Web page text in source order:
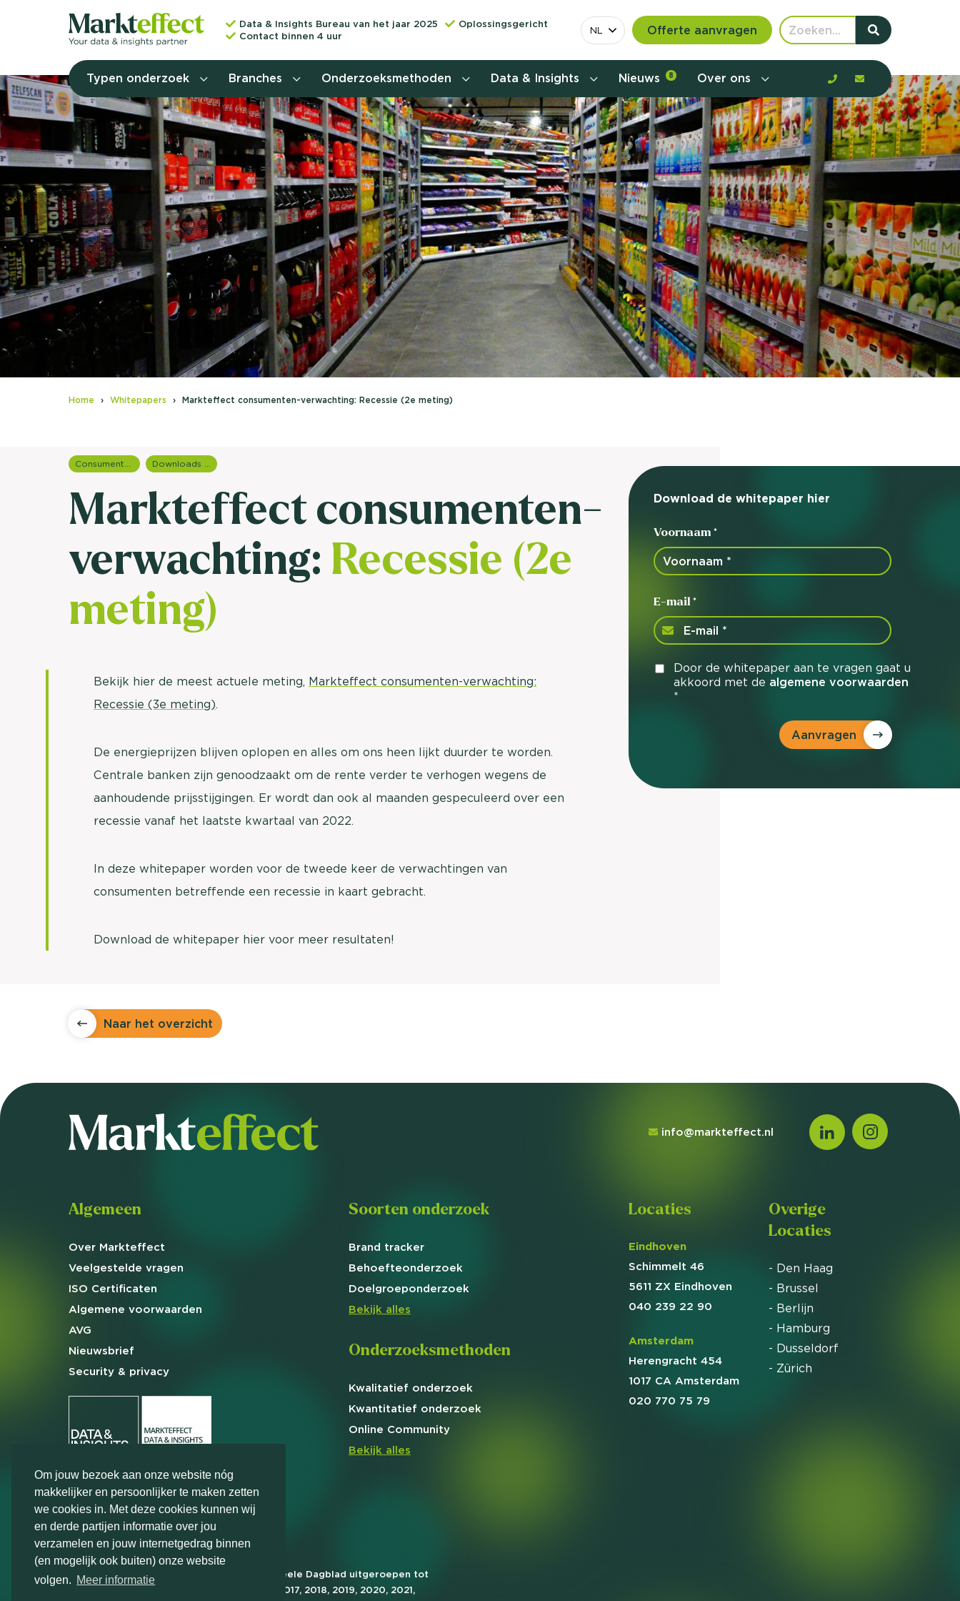
Om jouw bezoek aan onze website nóg
makkelijker en persoonlijker te maken zetten
we cookies in. Met deze cookies kunnen wij
en derde partijen informatie over jou
verzamelen en jouw internetgedrag binnen
(en mogelijk ook buiten) onze website
volgen. Meer informatie
Data & Insights Bureau van het jaar 2025
Oplossingsgericht
Contact binnen 4 uur
NL Offerte aanvragen
Typen onderzoek
Behoefteonderzoek
Customer journey onderzoek
Customer value proposition
Doelgroeponderzoek
Naamsbekendheidonderzoek
Nationaal Studiekeuze
Onderzoek (NSKO)
Usage & attitude onderzoek
UX-onderzoek
Relevantere communicatie en aanbod door de
customer journey, de barrières en gedrag in kaart te
brengen. Benieuwd hoe?
Stefan Klomp
Client Consultant
Branches Onderzoeksmethoden Data & Insights Nieuws 8 Over ons
Home Whitepapers Markteffect consumenten-verwachting: Recessie (2e meting)
Consumentenonderzoek Downloads en rapportages
Markteffect consumenten-
verwachting: Recessie (2e
meting)
Bekijk hier de meest actuele meting, Markteffect consumenten-verwachting:
Recessie (3e meting).
De energieprijzen blijven oplopen en alles om ons heen lijkt duurder te worden.
Centrale banken zijn genoodzaakt om de rente verder te verhogen wegens de
aanhoudende prijsstijgingen. Er wordt dan ook al maanden gespeculeerd over een
recessie vanaf het laatste kwartaal van 2022.
In deze whitepaper worden voor de tweede keer de verwachtingen van
consumenten betreffende een recessie in kaart gebracht.
Download de whitepaper hier voor meer resultaten!
Naar het overzicht
Download de whitepaper hier
Voornaam *
E-mail *
Door de whitepaper aan te vragen gaat u
akkoord met de algemene voorwaarden
*
Aanvragen
info@markteffect.nl
Algemeen
Over Markteffect
Veelgestelde vragen
ISO Certificaten
Algemene voorwaarden
AVG
Nieuwsbrief
Security & privacy
Soorten onderzoek
Brand tracker
Behoefteonderzoek
Doelgroeponderzoek
Bekijk alles
Onderzoeksmethoden
Kwalitatief onderzoek
Kwantitatief onderzoek
Online Community
Bekijk alles
Locaties
Eindhoven
Schimmelt 46
5611 ZX Eindhoven
040 239 22 90
Amsterdam
Herengracht 454
1017 CA Amsterdam
020 770 75 79
Overige
Locaties
- Den Haag
- Brussel
- Berlijn
- Hamburg
- Dusseldorf
- Zürich
Markteffect is door het Financieele Dagblad uitgeroepen tot
FD Gazelle in 2012, 2015, 2016, 2017, 2018, 2019, 2020, 2021,